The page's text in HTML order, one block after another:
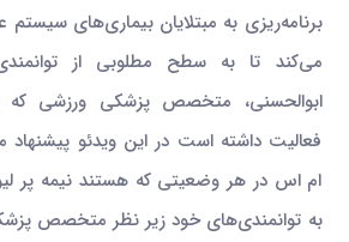
می‌کند تا به سطح مطلوبی از
ابوالحسنی، متخصص پزشکی ورزشی که
فعالیت داشته‌ است در این ویدئو پیشنهاد
ام‌ اس در هر وضعیتی که هستند نیمه پر
به توانمندی‌های خود زیر نظر متخصص